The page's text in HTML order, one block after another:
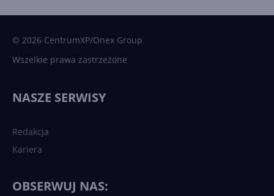
© 2026 CentrumXP/Onex Group
Wszelkie prawa zastrzeżone
NASZE SERWISY
Redakcja
Kariera
OBSERWUJ NAS: